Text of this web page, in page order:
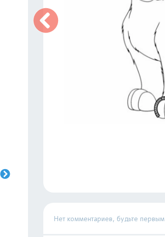
Нет комментариев, будьте первым